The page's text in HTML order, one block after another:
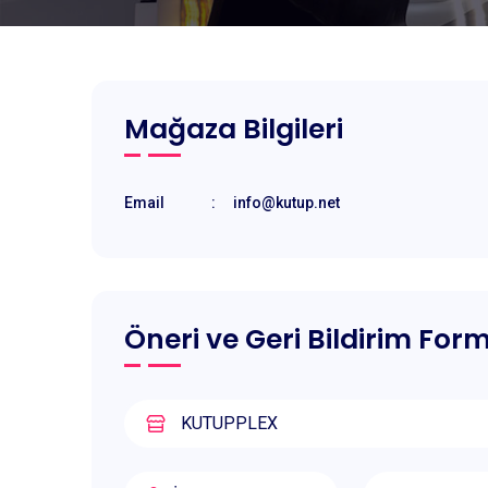
Mağaza Bilgileri
Email : info@kutup.net
Öneri ve Geri Bildirim